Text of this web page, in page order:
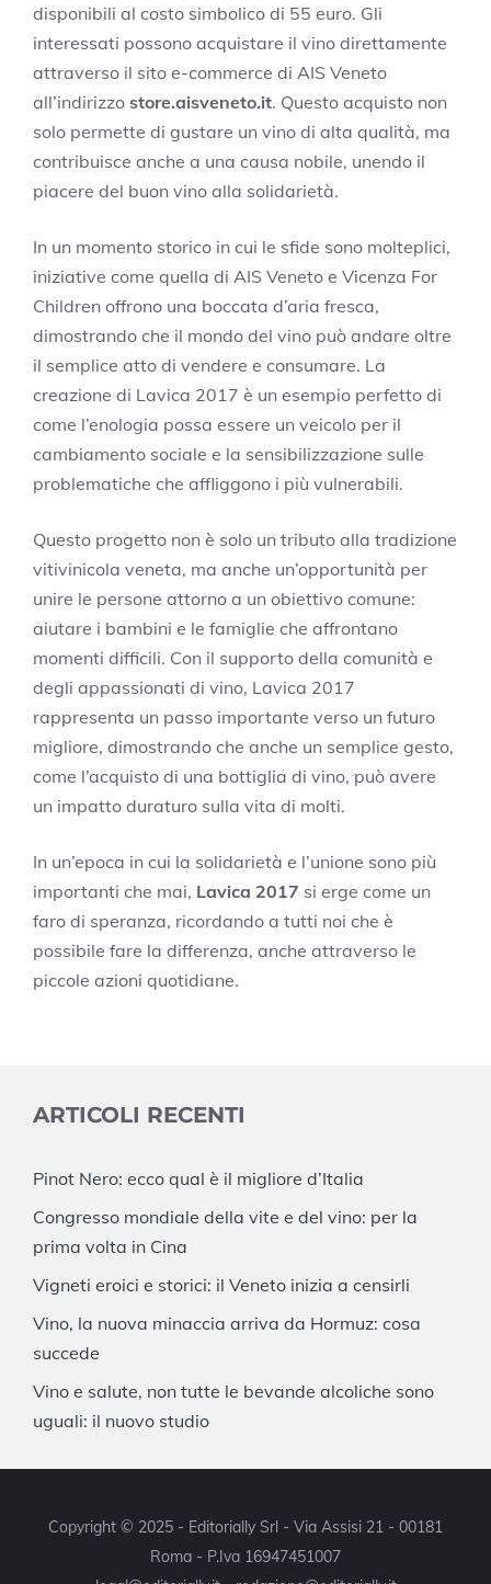
disponibili al costo simbolico di 55 euro. Gli
interessati possono acquistare il vino direttamente
attraverso il sito e-commerce di AIS Veneto
all’indirizzo store.aisveneto.it. Questo acquisto non
solo permette di gustare un vino di alta qualità, ma
contribuisce anche a una causa nobile, unendo il
piacere del buon vino alla solidarietà.
In un momento storico in cui le sfide sono molteplici,
iniziative come quella di AIS Veneto e Vicenza For
Children offrono una boccata d’aria fresca,
dimostrando che il mondo del vino può andare oltre
il semplice atto di vendere e consumare. La
creazione di Lavica 2017 è un esempio perfetto di
come l’enologia possa essere un veicolo per il
cambiamento sociale e la sensibilizzazione sulle
problematiche che affliggono i più vulnerabili.
Questo progetto non è solo un tributo alla tradizione
vitivinicola veneta, ma anche un’opportunità per
unire le persone attorno a un obiettivo comune:
aiutare i bambini e le famiglie che affrontano
momenti difficili. Con il supporto della comunità e
degli appassionati di vino, Lavica 2017
rappresenta un passo importante verso un futuro
migliore, dimostrando che anche un semplice gesto,
come l’acquisto di una bottiglia di vino, può avere
un impatto duraturo sulla vita di molti.
In un’epoca in cui la solidarietà e l’unione sono più
importanti che mai, Lavica 2017 si erge come un
faro di speranza, ricordando a tutti noi che è
possibile fare la differenza, anche attraverso le
piccole azioni quotidiane.
ARTICOLI RECENTI
Pinot Nero: ecco qual è il migliore d’Italia
Congresso mondiale della vite e del vino: per la
prima volta in Cina
Vigneti eroici e storici: il Veneto inizia a censirli
Vino, la nuova minaccia arriva da Hormuz: cosa
succede
Vino e salute, non tutte le bevande alcoliche sono
uguali: il nuovo studio
Copyright © 2025 - Editorially Srl - Via Assisi 21 - 00181
Roma - P.Iva 16947451007